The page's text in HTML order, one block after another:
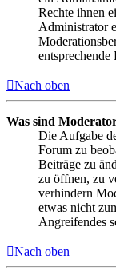
Rechte ihnen
Administrator
Nach oben
Was sind
Die Aufgabe
Forum zu
Beiträge zu
zu öffnen, zu
verhindern
etwas nicht
Angreifendes
Nach oben